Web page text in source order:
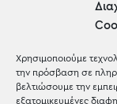
Χρησιμοποιούμε
την πρόσβαση σε
βελτιώσουμε την
εξατομικευμένες